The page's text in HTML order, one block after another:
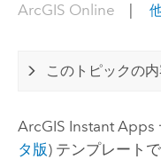
ArcGIS Online
このトピックの
ArcGIS Instant Apps
タ版) テンプレート